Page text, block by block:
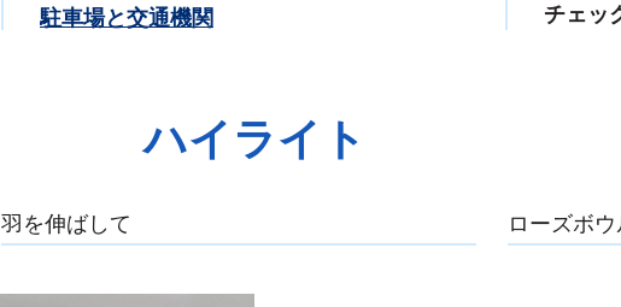
駐車場と交通機関
チェッ
ハイライト
羽を伸ばして ローズボ